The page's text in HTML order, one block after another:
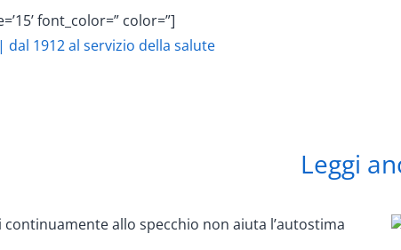
font_color=” color=”]
dal 1912 al servizio della salute
Leggi